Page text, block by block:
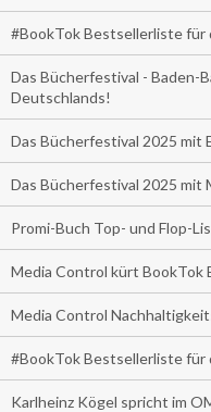
#BookTok Bestsellerliste
Das Bücherfestival - Baden-
Deutschlands!
Das Bücherfestival 2025 mit
Das Bücherfestival 2025 mit
Promi-Buch Top- und Flop-
Media Control kürt BookTok
Media Control
#BookTok Bestsellerliste für
Karlheinz Kögel spricht im